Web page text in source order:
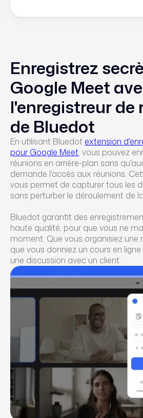
Enregistrez
Google Meet
l'enregistreur de
de Bluedot
En utilisant Bluedot extension
pour Google Meet, vous pouvez
réunions en arrière-plan sans
demande l'accès aux réunions.
vous permet de capturer tous les
sans perturber le déroulement de
Bluedot garantit des
haute qualité, pour que vous ne
moment. Que vous organisiez une
que vous donniez un cours en
une discussion avec un client.